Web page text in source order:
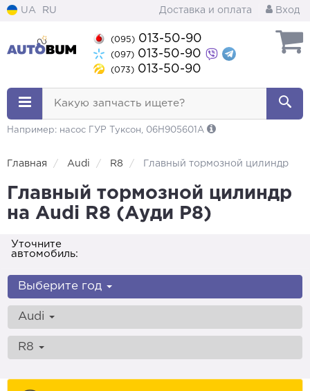
UA RU Доставка и оплата Вход
(095) 013-50-90
(097) 013-50-90
(073) 013-50-90
Какую запчасть ищете?
Например: насос ГУР Туксон, 06H905601A
Главная Audi R8 Главный тормозной цилиндр
Главный тормозной цилиндр
на Audi R8 (Ауди Р8)
Уточните
автомобиль:
Выберите год
Audi
R8